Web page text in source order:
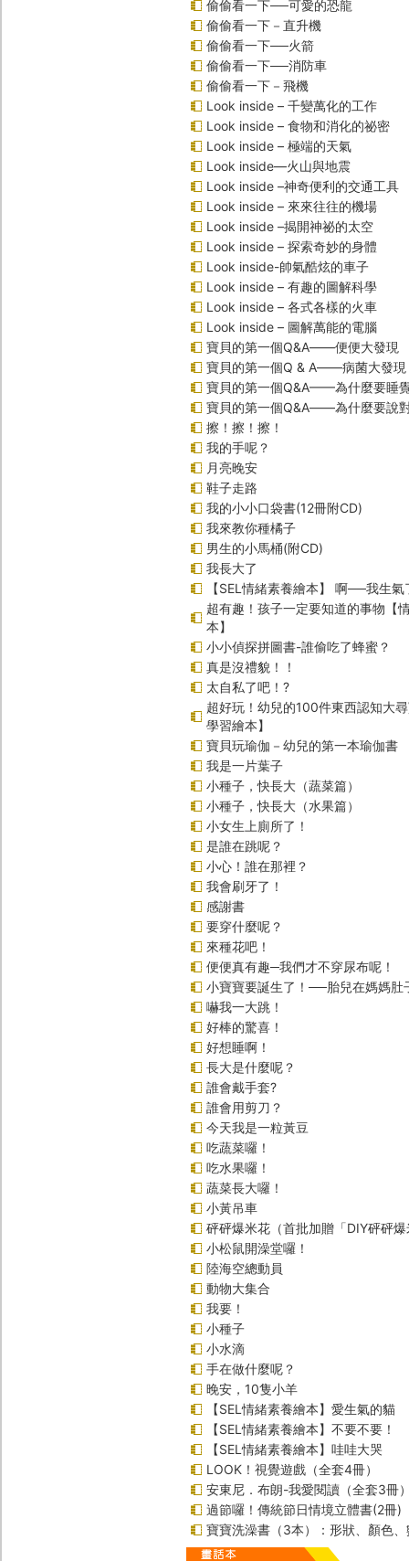
偷偷看一下──可愛的恐龍
偷偷看一下－直升機
偷偷看一下──火箭
偷偷看一下──消防車
偷偷看一下－飛機
Look inside – 千變萬化的工作
Look inside – 食物和消化的祕密
Look inside – 極端的天氣
Look inside—火山與地震
Look inside –神奇便利的交通工具
Look inside – 來來往往的機場
Look inside –揭開神祕的太空
Look inside – 探索奇妙的身體
Look inside-帥氣酷炫的車子
Look inside – 有趣的圖解科學
Look inside – 各式各樣的火車
Look inside – 圖解萬能的電腦
寶貝的第一個Q&A――便便大發現
寶貝的第一個Q & A――病菌大發現
寶貝的第一個Q&A——為什麼要睡
寶貝的第一個Q&A――為什麼要說
擦！擦！擦！
我的手呢？
月亮晚安
鞋子走路
我的小小口袋書(12冊附CD)
我來教你種橘子
男生的小馬桶(附CD)
我長大了
【SEL情緒素養繪本】 啊──我生
超有趣！孩子一定要知道的事物【
本】
小小偵探拼圖書-誰偷吃了蜂蜜？
真是沒禮貌！！
太自私了吧！?
超好玩！幼兒的100件東西認知大
學習繪本】
寶貝玩瑜伽－幼兒的第一本瑜伽書
我是一片葉子
小種子，快長大（蔬菜篇）
小種子，快長大（水果篇）
小女生上廁所了！
是誰在跳呢？
小心！誰在那裡？
我會刷牙了！
感謝書
要穿什麼呢？
來種花吧！
便便真有趣─我們才不穿尿布呢！
小寶寶要誕生了！──胎兒在媽媽肚
嚇我一大跳！
好棒的驚喜！
好想睡啊！
長大是什麼呢？
誰會戴手套?
誰會用剪刀？
今天我是一粒黃豆
吃蔬菜囉！
吃水果囉！
蔬菜長大囉！
小黃吊車
砰砰爆米花（首批加贈「DIY砰砰
小松鼠開澡堂囉！
陸海空總動員
動物大集合
我要！
小種子
小水滴
手在做什麼呢？
晚安，10隻小羊
【SEL情緒素養繪本】愛生氣的貓
【SEL情緒素養繪本】不要不要！
【SEL情緒素養繪本】哇哇大哭
LOOK！視覺遊戲（全套4冊）
安東尼．布朗-我愛閱讀（全套3冊
過節囉！傳統節日情境立體書(2冊)
寶寶洗澡書（3本）：形狀、顏色、